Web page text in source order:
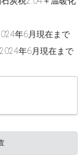
年6月現在まで
年6月現在まで